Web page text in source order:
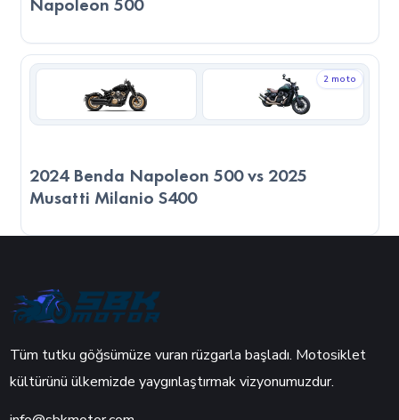
verilere değil, kullanım amacınıza, sürüş alışkanlıklarınıza ve
motosikleti nerede kullanacağınızı göz önünde
bulundurmanız önemlidir.
2 moto
2024 Benda Napoleon 500 vs 2025
Musatti Milanio S400
Tüm tutku göğsümüze vuran rüzgarla başladı. Motosiklet
kültürünü ülkemizde yaygınlaştırmak vizyonumuzdur.